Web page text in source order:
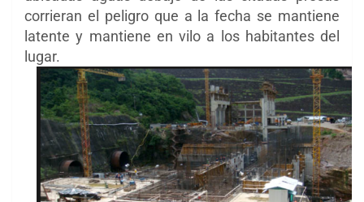
corrieran el peligro que a la fecha se mantiene
latente y mantiene en vilo a los habitantes del
lugar.